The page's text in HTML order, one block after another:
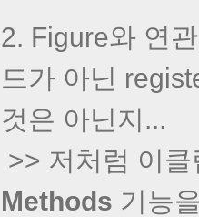
2. Figure와 연
드가 아닌
것은 아닌지...
>> 저처럼 이
Methods 기능